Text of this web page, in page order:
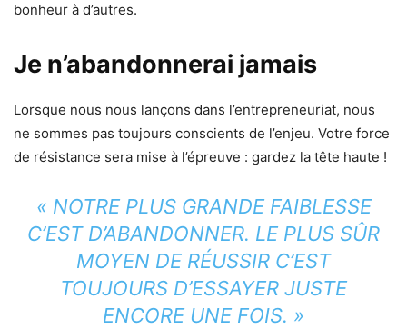
bonheur à d’autres.
Je n’abandonnerai jamais
Lorsque nous nous lançons dans l’entrepreneuriat, nous
ne sommes pas toujours conscients de l’enjeu. Votre force
de résistance sera mise à l’épreuve : gardez la tête haute !
« NOTRE PLUS GRANDE FAIBLESSE
C’EST D’ABANDONNER. LE PLUS SÛR
MOYEN DE RÉUSSIR C’EST
TOUJOURS D’ESSAYER JUSTE
ENCORE UNE FOIS. »